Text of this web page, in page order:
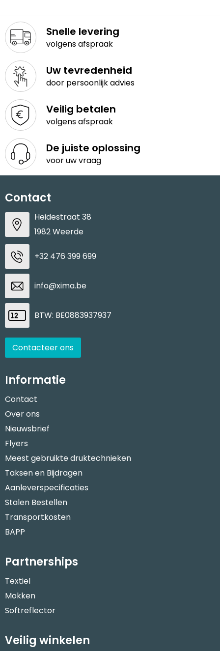
GoodiebagsSnelle levering
volgens afspraak
Uw tevredenheid
door persoonlijk advies
Veilig betalen
volgens afspraak
De juiste oplossing
voor uw vraag
Contact
Heidestraat 38
1982 Weerde
+32 476 399 699
info@xima.be
BTW: BE0883937937
Contacteer ons
Informatie
Contact
Over ons
Nieuwsbrief
Flyers
Meest gebruikte druktechnieken
Taksen en Bijdragen
Aanleverspecificaties
Stalen Bestellen
Transportkosten
BAPP
Partnerships
Textiel
Mokken
Softreflector
Veilig winkelen